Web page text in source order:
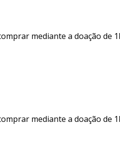
mediante a doação de
mediante a doação de